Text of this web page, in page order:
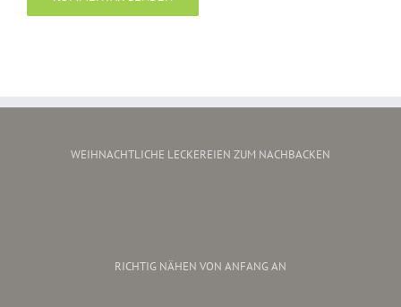
WEIHNACHTLICHE LECKEREIEN ZUM NACHBACKEN
RICHTIG NÄHEN VON ANFANG AN